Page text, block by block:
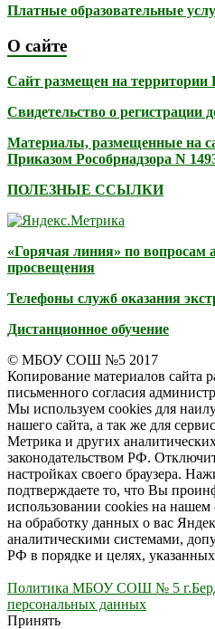
Платные образовательные
О сайте
Сайт размещен на территории
Свидетельство о регистрации
Материалы, размещенные на
Приказом Рособрнадзора N
ПОЛЕЗНЫЕ ССЫЛКИ
«Горячая линия» по вопросам
просвещения
Телефоны служб оказания
Дистанционное обучение
© МБОУ СОШ №5 2017
Копирование материалов сайта
письменного согласия
Мы используем cookies для
нашего сайта, а так же для
Метрика и других
законодательством РФ.
настройках своего браузера.
подтверждаете то, что Вы
использовании cookies на нашем
на обработку данных о вас
аналитическими системами,
РФ в порядке и целях,
Политика МБОУ СОШ № 5
персональных данных
Принять